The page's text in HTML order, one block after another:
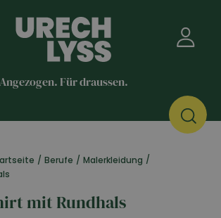
Angezogen. Für draussen.
/ Berufe / Malerkleidung /
mit Rundhals